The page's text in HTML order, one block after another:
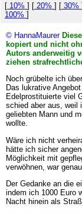
[ 10% ] [ 20% ] [ 30%
100% ]
© HannaMaurer
kopiert und nicht
Autors anderweitig
ziehen
Noch grübelte ich
Das lukrative
Edelprostituierte viel
schied aber aus, weil
geliebten Mann und
wollte.
Wäre ich nicht
hätte ich sicher
Möglichkeit mit
verwöhnen, war
Der Gedanke an die
indem ich 1000 Euro
Nacht hinein als